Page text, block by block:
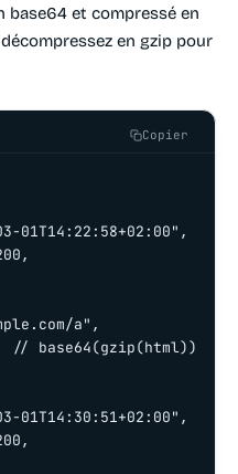
base64 et compressé en
en gzip pour
Copier
01T14:22:58+02:00",
a",
// base64(gzip(html))
01T14:30:51+02:00",